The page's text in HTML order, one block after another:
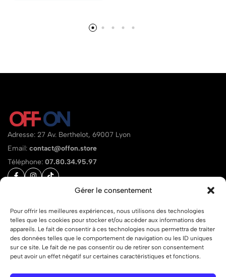
Gérer le consentement
Pour offrir les meilleures expériences, nous utilisons des technologies
telles que les cookies pour stocker et/ou accéder aux informations des
appareils. Le fait de consentir à ces technologies nous permettra de traiter
des données telles que le comportement de navigation ou les ID uniques
sur ce site. Le fait de ne pas consentir ou de retirer son consentement
peut avoir un effet négatif sur certaines caractéristiques et fonctions.
Adresse: 27 Av. Berthelot, 69007 Lyon
Email: contact@offon.store
Téléphone: 07.80.34.95.97
Liens